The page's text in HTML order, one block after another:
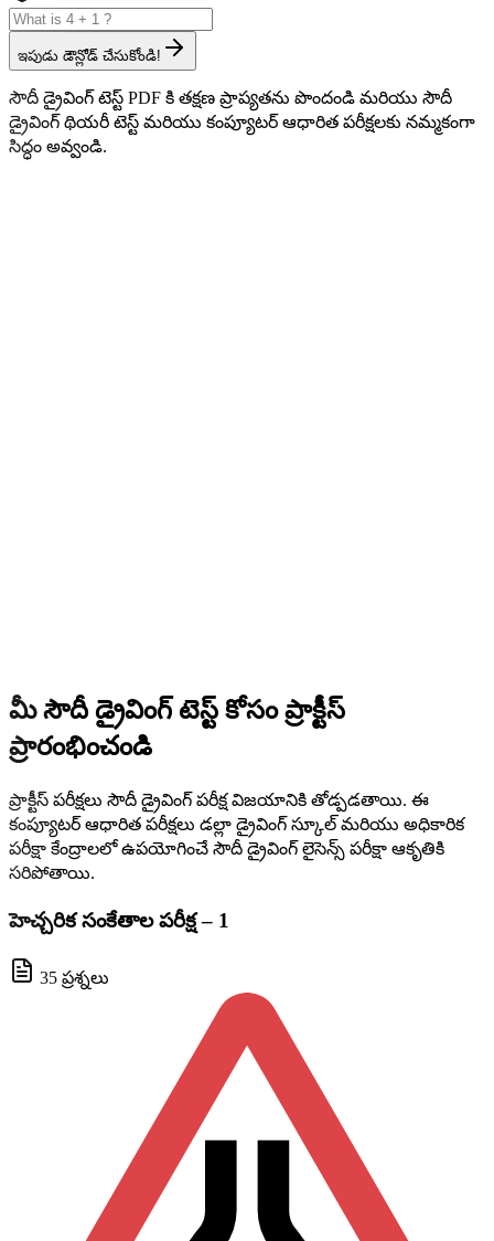
ఇపుడు డౌన్లోడ్ చేసుకోండి!
సౌదీ డ్రైవింగ్ టెస్ట్ PDF కి తక్షణ ప్రాప్యతను పొందండి మరియు సౌదీ
డ్రైవింగ్ థియరీ టెస్ట్ మరియు కంప్యూటర్ ఆధారిత పరీక్షలకు నమ్మకంగా
సిద్ధం అవ్వండి.
మీ సౌదీ డ్రైవింగ్ టెస్ట్ కోసం ప్రాక్టీస్
ప్రారంభించండి
ప్రాక్టీస్ పరీక్షలు సౌదీ డ్రైవింగ్ పరీక్ష విజయానికి తోడ్పడతాయి. ఈ
కంప్యూటర్ ఆధారిత పరీక్షలు డల్లా డ్రైవింగ్ స్కూల్ మరియు అధికారిక
పరీక్షా కేంద్రాలలో ఉపయోగించే సౌదీ డ్రైవింగ్ లైసెన్స్ పరీక్షా ఆకృతికి
సరిపోతాయి.
హెచ్చరిక సంకేతాల పరీక్ష – 1
35 ప్రశ్నలు